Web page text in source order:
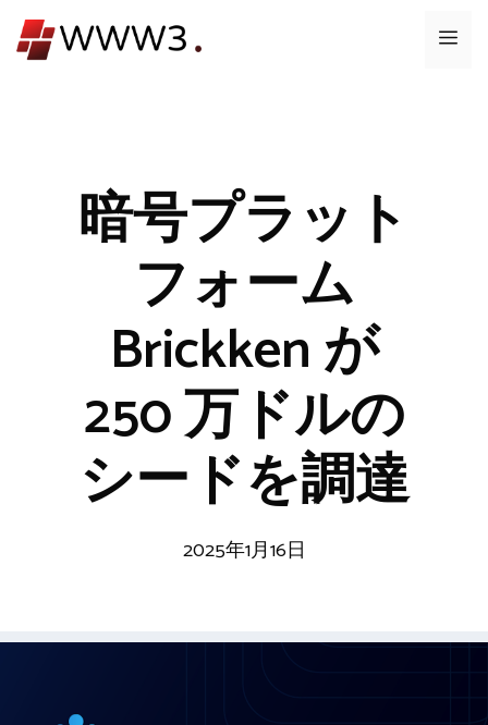
ン
メ
暗号プラット
フォーム
Brickken が
250 万ドルの
シードを調達
2025年1月16日